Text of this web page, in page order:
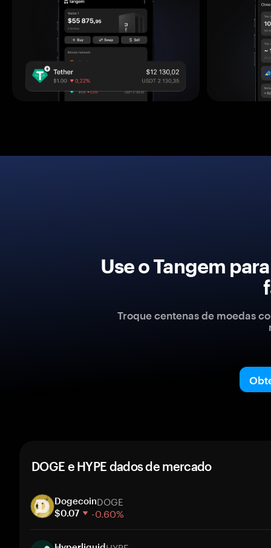
Use o Tangem
Troque centenas de moedas
DOGE e HYPE dados de mercado
DogecoinDOGE
$0.07 -0.60%